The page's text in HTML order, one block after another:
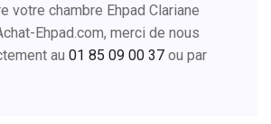
votre chambre Ehpad Clariane
Ehpad.com, merci de nous
au 01 85 09 00 37 ou par